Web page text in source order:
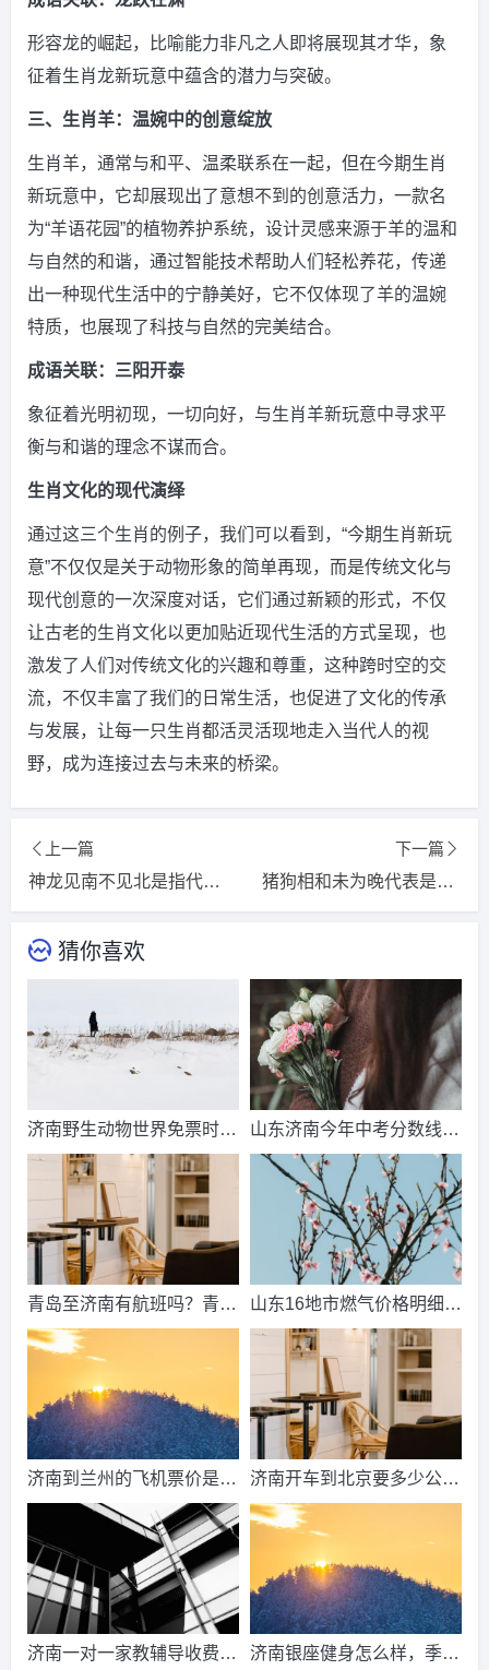
形容龙的崛起，比喻能力非凡之人即将展现其才华，象
征着生肖龙新玩意中蕴含的潜力与突破。
三、生肖羊：温婉中的创意绽放
生肖羊，通常与和平、温柔联系在一起，但在今期生肖
新玩意中，它却展现出了意想不到的创意活力，一款名
为“羊语花园”的植物养护系统，设计灵感来源于羊的温和
与自然的和谐，通过智能技术帮助人们轻松养花，传递
出一种现代生活中的宁静美好，它不仅体现了羊的温婉
特质，也展现了科技与自然的完美结合。
成语关联：三阳开泰
象征着光明初现，一切向好，与生肖羊新玩意中寻求平
衡与和谐的理念不谋而合。
生肖文化的现代演绎
通过这三个生肖的例子，我们可以看到，“今期生肖新玩
意”不仅仅是关于动物形象的简单再现，而是传统文化与
现代创意的一次深度对话，它们通过新颖的形式，不仅
让古老的生肖文化以更加贴近现代生活的方式呈现，也
激发了人们对传统文化的兴趣和尊重，这种跨时空的交
流，不仅丰富了我们的日常生活，也促进了文化的传承
与发展，让每一只生肖都活灵活现地走入当代人的视
野，成为连接过去与未来的桥梁。
上一篇
神龙见南不见北是指代表什么生肖，精选词语释义解释落实
下一篇
猪狗相和未为晚代表是什么生肖，精选词语揭晓释义
猜你喜欢
济南野生动物世界免票时
间？济南动物王国票价？
山东济南今年中考分数线出
来了吗？济南中考总分多
青岛至济南有航班吗？青岛
到济南的高铁票多钱？
山东16地市燃气价格明细？
2021山东天然气费收费标
济南到兰州的飞机票价是多
少？济南到兰州飞机要多
久？
济南开车到北京要多少公
里、时间、过路费、油钱？
济南一对一家教辅导收费情 济南银座健身怎么样，季